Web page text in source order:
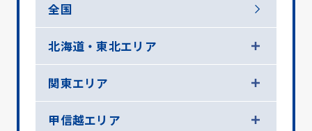
全国
北海道・東北エリア
関東エリア
甲信越エリア